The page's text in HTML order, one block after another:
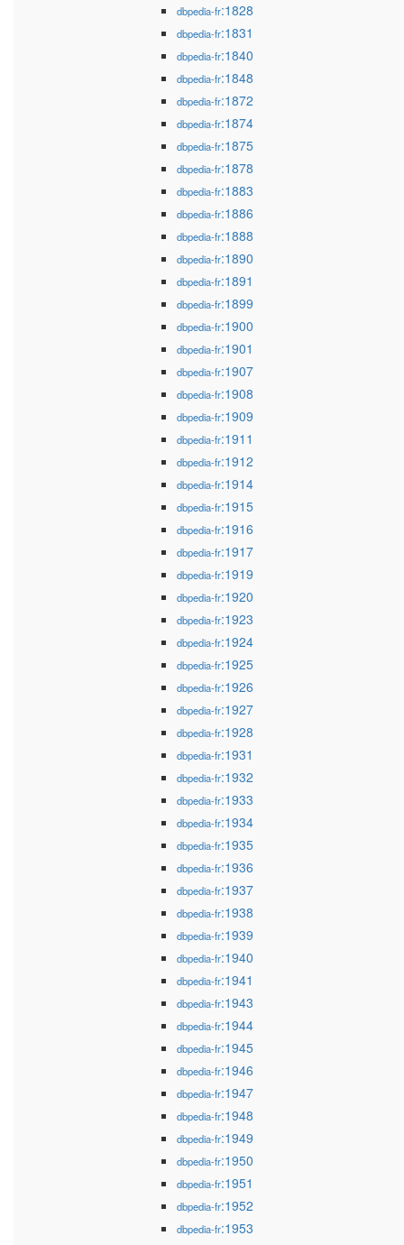
dbpedia-fr:1828
dbpedia-fr:1831
dbpedia-fr:1840
dbpedia-fr:1848
dbpedia-fr:1872
dbpedia-fr:1874
dbpedia-fr:1875
dbpedia-fr:1878
dbpedia-fr:1883
dbpedia-fr:1886
dbpedia-fr:1888
dbpedia-fr:1890
dbpedia-fr:1891
dbpedia-fr:1899
dbpedia-fr:1900
dbpedia-fr:1901
dbpedia-fr:1907
dbpedia-fr:1908
dbpedia-fr:1909
dbpedia-fr:1911
dbpedia-fr:1912
dbpedia-fr:1914
dbpedia-fr:1915
dbpedia-fr:1916
dbpedia-fr:1917
dbpedia-fr:1919
dbpedia-fr:1920
dbpedia-fr:1923
dbpedia-fr:1924
dbpedia-fr:1925
dbpedia-fr:1926
dbpedia-fr:1927
dbpedia-fr:1928
dbpedia-fr:1931
dbpedia-fr:1932
dbpedia-fr:1933
dbpedia-fr:1934
dbpedia-fr:1935
dbpedia-fr:1936
dbpedia-fr:1937
dbpedia-fr:1938
dbpedia-fr:1939
dbpedia-fr:1940
dbpedia-fr:1941
dbpedia-fr:1943
dbpedia-fr:1944
dbpedia-fr:1945
dbpedia-fr:1946
dbpedia-fr:1947
dbpedia-fr:1948
dbpedia-fr:1949
dbpedia-fr:1950
dbpedia-fr:1951
dbpedia-fr:1952
dbpedia-fr:1953